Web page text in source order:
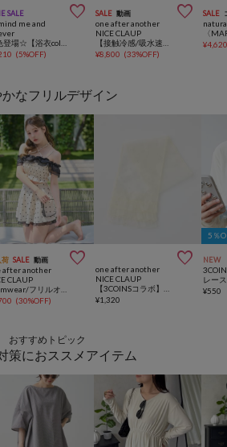
SALE 
me and
(5%OFF)
SALE 動画 
one after another
NICE CLAUP
¥8,800 (33%OFF)
SALE
¥
なフリルデザイン
荷 SALE 動画 
after another
CLAUP
(30%OFF)

one after another
NICE CLAUP
¥1,320
5％
NEW
¥550
おすすめトピック
策におススメアイテム